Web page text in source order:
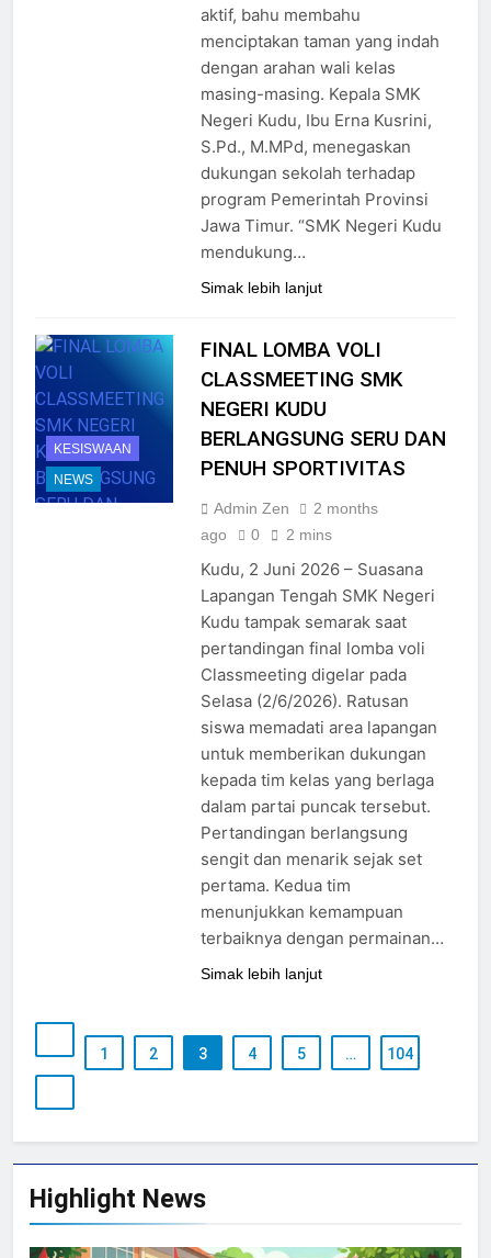
Highlight News
aktif, bahu membahu
menciptakan taman yang indah
dengan arahan wali kelas
masing-masing. Kepala SMK
Negeri Kudu, Ibu Erna Kusrini,
S.Pd., M.MPd, menegaskan
dukungan sekolah terhadap
program Pemerintah Provinsi
Jawa Timur. “SMK Negeri Kudu
mendukung…
Simak lebih lanjut
KESISWAAN
NEWS
FINAL LOMBA VOLI
CLASSMEETING SMK
NEGERI KUDU
BERLANGSUNG SERU DAN
PENUH SPORTIVITAS
Admin Zen
2 months
ago
0 2 mins
Kudu, 2 Juni 2026 – Suasana
Lapangan Tengah SMK Negeri
Kudu tampak semarak saat
pertandingan final lomba voli
Classmeeting digelar pada
Selasa (2/6/2026). Ratusan
siswa memadati area lapangan
untuk memberikan dukungan
kepada tim kelas yang berlaga
dalam partai puncak tersebut.
Pertandingan berlangsung
sengit dan menarik sejak set
pertama. Kedua tim
menunjukkan kemampuan
terbaiknya dengan permainan…
Simak lebih lanjut
1 2 3 4 5 … 104